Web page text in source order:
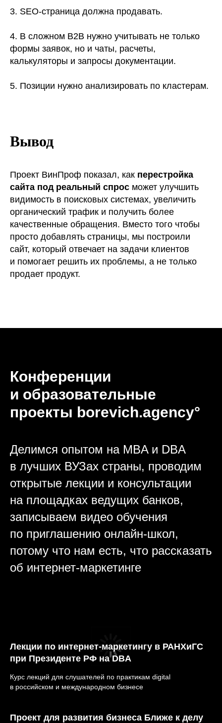
3. SEO-страница должна продавать.
4. В сложном B2B нужно учитывать не только
формы заявок, но и чаты, расчеты,
калькуляторы и запросы документации.
5. Позиции нужно анализировать по кластерам.
Вывод
Проект ВинПроф показал, как перестройка
сайта под реальный спрос может улучшить
видимость в поисковых системах, увеличить
органический трафик и получить более
качественные обращения. Вместо того чтобы
просто добавлять страницы, мы построили
сайт, который отвечает на задачи клиентов
и помогает решить их проблемы, а не только
продает продукт.
Конференции
и образовательные
проекты borevich.agency°
Делимся опытом на MBA и DBA
в лучших ВУЗах страны, проводим
открытые лекции и консультации
на площадках ведущих банков,
записываем видео обучения
по приглашению онлайн-школ,
потому что нам есть, что рассказать
об интернет-маркетинге
Лекции по интернет-маркетингу в РАНХиГС
при Президенте РФ на DBA
Курс лекций для слушателей по практикам digital
в российском и международном бизнесе
Проект для развития бизнеса Ближе к делу